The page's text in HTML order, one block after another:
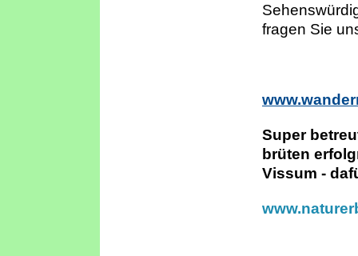
fragen Sie
Super
brüten
Vissum -